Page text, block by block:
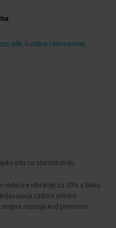
pile, bušilice i dermatomi,
pila za sternotomiju
vibracije za 30% a buku
zaštita oštrice
rezanja kod primarne